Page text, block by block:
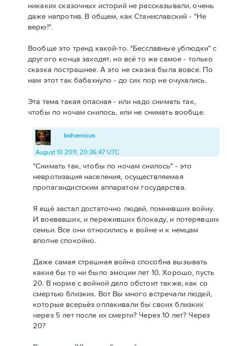
никаких сказочных историй не рассказывали, очень
даже напротив. В общем, как Станиславский - "Не
верю!".
Вообще это тренд какой-то. "Бесславные ублюдки" с
другого конца заходят, но всё то же самое - только
сказка пострашнее. А это не сказка была вовсе. По
нам этот так бабахнуло - до сих пор не очухались.
Эта тема такая опасная - или надо снимать так,
чтобы по ночам снилось, или не снимать вообще.
bohemicus
August 10 2011, 20:36:47 UTC
"Снимать так, чтобы по ночам снилось" - это
невротизация населения, осуществляемая
пропагандистским аппаратом государства.
Я ещё застал достаточно людей, помнивших войну.
И воевавших, и переживших блокаду, и потерявших
семьи. Все они относились к войне и к немцам
вполне спокойно.
Даже самая страшная война способна вызывать
какие бы то ни было эмоции лет 10. Хорошо, пусть
20. В норме с войной дело обстоит также, как со
смертью близких. Вот Вы много встречали людей,
которые всерьёз оплакивали бы своих близких
через 5 лет после их смерти? Через 10 лет? Через
20?